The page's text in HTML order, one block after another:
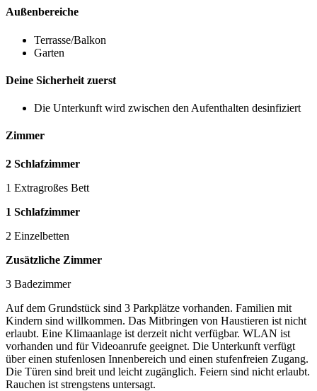
Außenbereiche
Terrasse/Balkon
Garten
Deine Sicherheit zuerst
Die Unterkunft wird zwischen den Aufenthalten desinfiziert
Zimmer
2 Schlafzimmer
1 Extragroßes Bett
1 Schlafzimmer
2 Einzelbetten
Zusätzliche Zimmer
3 Badezimmer
Auf dem Grundstück sind 3 Parkplätze vorhanden. Familien mit
Kindern sind willkommen. Das Mitbringen von Haustieren ist nicht
erlaubt. Eine Klimaanlage ist derzeit nicht verfügbar. WLAN ist
vorhanden und für Videoanrufe geeignet. Die Unterkunft verfügt
über einen stufenlosen Innenbereich und einen stufenfreien Zugang.
Die Türen sind breit und leicht zugänglich. Feiern sind nicht erlaubt.
Rauchen ist strengstens untersagt.